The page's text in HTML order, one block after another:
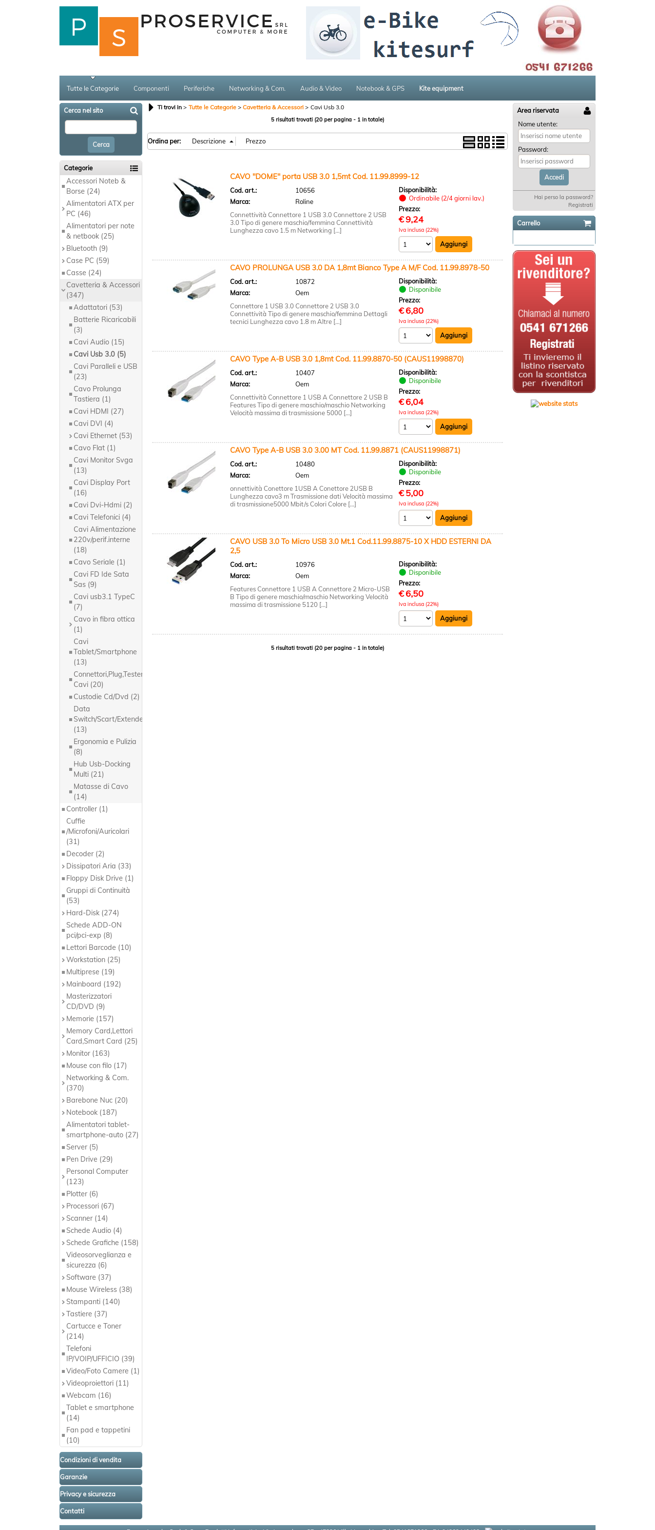
Tutte le Categorie Componenti Periferiche Networking & Com. Audio & Video Notebook & GPS Kite equipment
Cerca nel sito
Categorie
Accessori Noteb &
Borse (24)
Alimentatori ATX per
PC (46)
Alimentatori per note
& netbook (25)
Bluetooth (9)
Case PC (59)
Casse (24)
Cavetteria & Accessori
(347)
Adattatori (53)
Batterie Ricaricabili
(3)
Cavi Audio (15)
Cavi Usb 3.0 (5)
Cavi Paralleli e USB
(23)
Cavo Prolunga
Tastiera (1)
Cavi HDMI (27)
Cavi DVI (4)
Cavi Ethernet (53)
Cavo Flat (1)
Cavi Monitor Svga
(13)
Cavi Display Port
(16)
Cavi Dvi-Hdmi (2)
Cavi Telefonici (4)
Cavi Alimentazione
220v/perif.interne
(18)
Cavo Seriale (1)
Cavi FD Ide Sata
Sas (9)
Cavi usb3.1 TypeC
(7)
Cavo in fibra ottica
(1)
Cavi
Tablet/Smartphone
(13)
Connettori,Plug,Tester,Organizzazione
Cavi (20)
Custodie Cd/Dvd (2)
Data
Switch/Scart/Extender
(13)
Ergonomia e Pulizia
(8)
Hub Usb-Docking
Multi (21)
Matasse di Cavo
(14)
Controller (1)
Cuffie
/Microfoni/Auricolari
(31)
Decoder (2)
Dissipatori Aria (33)
Floppy Disk Drive (1)
Gruppi di Continuità
(53)
Hard-Disk (274)
Schede ADD-ON
pci/pci-exp (8)
Lettori Barcode (10)
Workstation (25)
Multiprese (19)
Mainboard (192)
Masterizzatori
CD/DVD (9)
Memorie (157)
Memory Card,Lettori
Card,Smart Card (25)
Monitor (163)
Mouse con filo (17)
Networking & Com.
(370)
Barebone Nuc (20)
Notebook (187)
Alimentatori tablet-
smartphone-auto (27)
Server (5)
Pen Drive (29)
Personal Computer
(123)
Plotter (6)
Processori (67)
Scanner (14)
Schede Audio (4)
Schede Grafiche (158)
Videosorveglianza e
sicurezza (6)
Software (37)
Mouse Wireless (38)
Stampanti (140)
Tastiere (37)
Cartucce e Toner
(214)
Telefoni
IP/VOIP/UFFICIO (39)
Video/Foto Camere (1)
Videoproiettori (11)
Webcam (16)
Tablet e smartphone
(14)
Fan pad e tappetini
(10)
Condizioni di vendita
Garanzie
Privacy e sicurezza
Contatti
Ti trovi in Tutte le Categorie Cavetteria & Accessori Cavi Usb 3.0
5 risultati trovati (20 per pagina - 1 in totale)
Ordina per:
CAVO "DOME" porta USB 3.0 1,5mt Cod. 11.99.8999-12
Cod. art.:
10656
Marca:
Roline
Connettività Connettore 1 USB 3.0 Connettore 2 USB
3.0 Tipo di genere maschio/femmina Connettività
Lunghezza cavo 1.5 m Networking [...]
Disponibilità:
Ordinabile (2/4 giorni lav.)
Prezzo:
€9,24
Iva inclusa (22%)
CAVO PROLUNGA USB 3.0 DA 1,8mt Bianco Type A M/F Cod. 11.99.8978-50
Cod. art.:
10872
Marca:
Oem
Connettore 1 USB 3.0 Connettore 2 USB 3.0
Connettività Tipo di genere maschio/femmina Dettagli
tecnici Lunghezza cavo 1.8 m Altre [...]
Disponibilità:
Disponibile
Prezzo:
€6,80
Iva inclusa (22%)
CAVO Type A-B USB 3.0 1,8mt Cod. 11.99.8870-50 (CAUS11998870)
Cod. art.:
10407
Marca:
Oem
Connettività Connettore 1 USB A Connettore 2 USB B
Features Tipo di genere maschio/maschio Networking
Velocità massima di trasmissione 5000 [...]
Disponibilità:
Disponibile
Prezzo:
€6,04
Iva inclusa (22%)
CAVO Type A-B USB 3.0 3.00 MT Cod. 11.99.8871 (CAUS11998871)
Cod. art.:
10480
Marca:
Oem
onnettività Conettore 1USB A Conettore 2USB B
Lunghezza cavo3 m Trasmissione dati Velocità massima
di trasmissione5000 Mbit/s Colori Colore [...]
Disponibilità:
Disponibile
Prezzo:
€5,00
Iva inclusa (22%)
CAVO USB 3.0 To Micro USB 3.0 Mt.1 Cod.11.99.8875-10 X HDD ESTERNI DA
2,5
Cod. art.:
10976
Marca:
Oem
Features Connettore 1 USB A Connettore 2 Micro-USB
B Tipo di genere maschio/maschio Networking Velocità
massima di trasmissione 5120 [...]
Disponibilità:
Disponibile
Prezzo:
€6,50
Iva inclusa (22%)
5 risultati trovati (20 per pagina - 1 in totale)
Area riservata
Nome utente:
Password:
Hai perso la password?
Registrati
Carrello